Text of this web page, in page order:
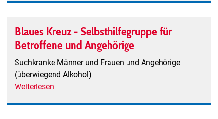
Alkoholiker
Freiburg
Blaues Kreuz - Selbsthilfegruppe für
Betroffene und Angehörige
Suchkranke Männer und Frauen und Angehörige
(überwiegend Alkohol)
Weiterlesen